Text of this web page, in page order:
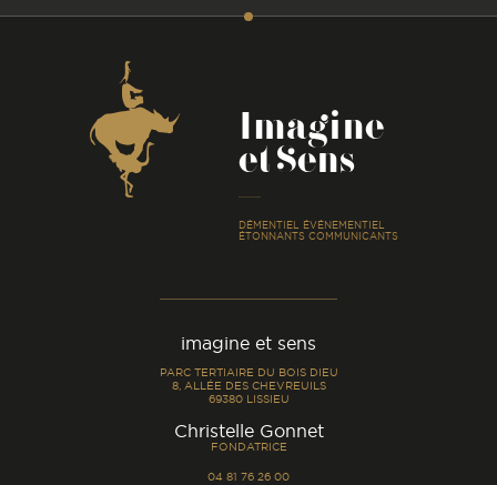
Coordonnées
Imagine
et Sens
DÉMENTIEL ÉVÉNEMENTIEL
ÉTONNANTS COMMUNICANTS
imagine et sens
PARC TERTIAIRE DU BOIS DIEU
8, ALLÉE DES CHEVREUILS
69380 LISSIEU
Christelle Gonnet-
FONDATRICE
04 81 76 26 00